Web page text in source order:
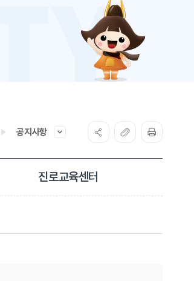
공지사항
진로교육센터